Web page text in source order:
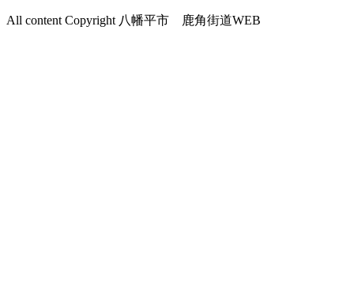
All content Copyright 八幡平市 鹿角街道WEB